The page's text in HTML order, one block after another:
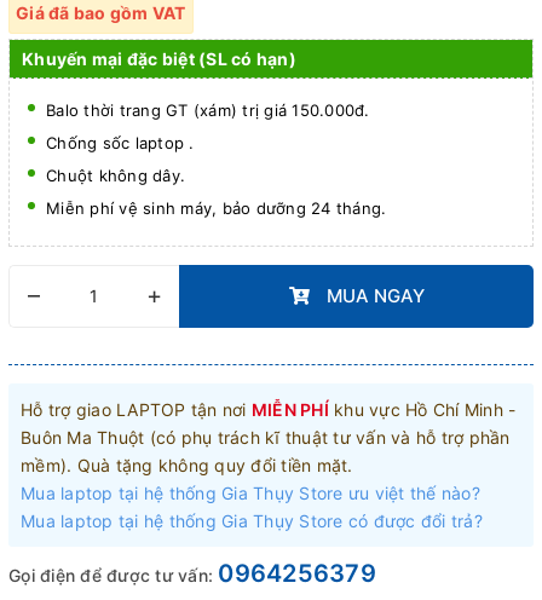
Giá đã bao gồm VAT
Khuyến mại đặc biệt (SL có hạn)
Balo thời trang GT (xám) trị giá 150.000đ.
Chống sốc laptop .
Chuột không dây.
Miễn phí vệ sinh máy, bảo dưỡng 24 tháng.
– + MUA NGAY
Hỗ trợ giao LAPTOP tận nơi MIỄN PHÍ khu vực Hồ Chí Minh -
Buôn Ma Thuột (có phụ trách kĩ thuật tư vấn và hỗ trợ phần
mềm). Quà tặng không quy đổi tiền mặt.
Mua laptop tại hệ thống Gia Thụy Store ưu việt thế nào?
Mua laptop tại hệ thống Gia Thụy Store có được đổi trả?
Gọi điện để được tư vấn: 0964256379